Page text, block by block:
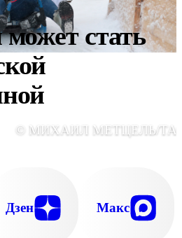
стать
© МИХАИЛ МЕТЦЕЛЬ/
Дзен Макс